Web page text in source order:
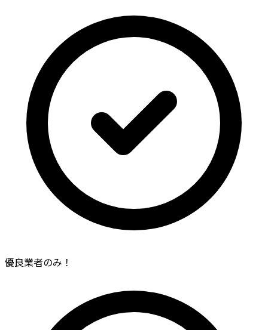
優良業者のみ！